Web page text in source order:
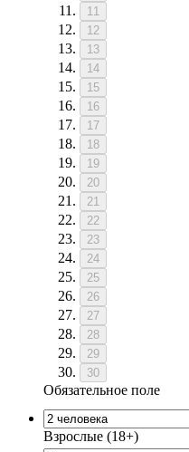
11
12
13
14
15
16
17
18
19
20
21
22
23
24
25
26
27
28
29
30
Обязательное поле
Взрослые (18+)